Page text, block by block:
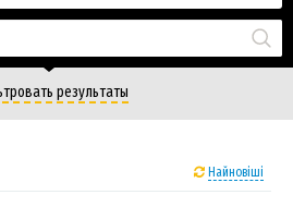
результаты
Найновіші